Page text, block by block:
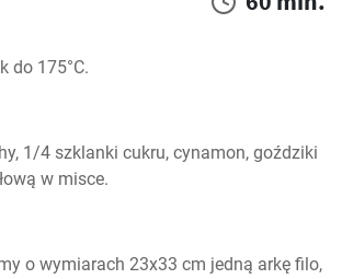
do 175°C.
1/4 szklanki cukru, cynamon, goździki
w misce.
o wymiarach 23x33 cm jedną arkę filo,